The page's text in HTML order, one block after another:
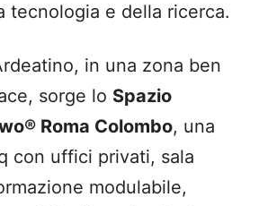
tecnologia e della ricerca.
in una zona ben
sorge lo Spazio
Roma Colombo, una
con uffici privati, sala
modulabile,